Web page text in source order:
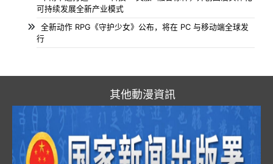
可持续发展全新产业模式
全新动作 RPG《守护少女》公布，将在 PC 与移动端全球发
行
其他動漫資訊